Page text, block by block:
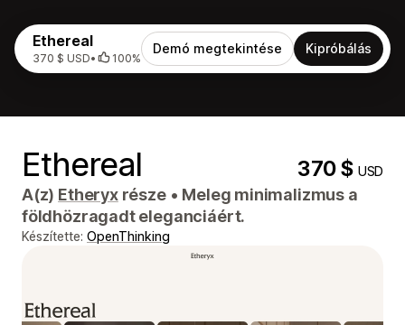
Ethereal
370 $ USD• 100%
Demó megtekintése Kipróbálás
Ethereal 370 $USD
A(z) Etheryxrésze • Meleg minimalizmus a
földhözragadt eleganciáért.
Készítette: OpenThinking